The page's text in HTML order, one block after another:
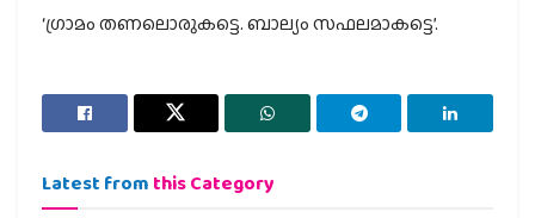
‘ഗ്രാമം തണലൊരുകട്ടെ. ബാല്യം സഫലമാകട്ടെ’.
Latest from this Category